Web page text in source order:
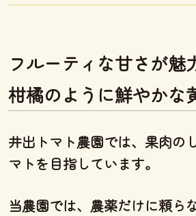
フルーティな甘さが魅
柑橘のように鮮やかな
井出トマト農園では、 果肉の
マトを目指しています。
当農園では、 農薬だけに頼ら